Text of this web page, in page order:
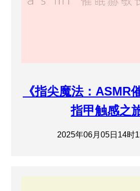
《指尖魔法：ASMR
指甲触感之
2025年06月05日14时